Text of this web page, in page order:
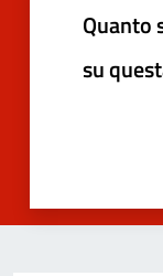
Quanto
su